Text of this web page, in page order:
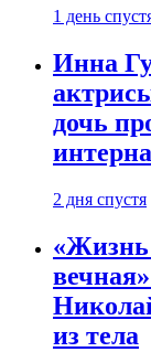
1 день
Инна
дочь
2 дня спустя
«Жизнь
из тела